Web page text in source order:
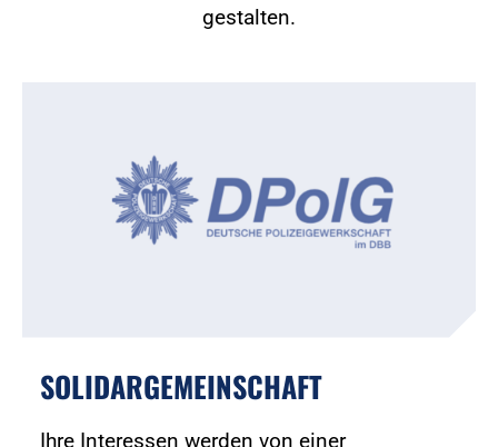
gestalten.
SOLIDARGEMEINSCHAFT
Ihre Interessen werden von einer